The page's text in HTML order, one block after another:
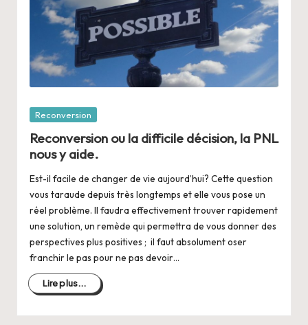
Posté
Reconversion
Reconversion ou la difficile décision, la PNL
nous y aide.
Est-il facile de changer de vie aujourd’hui? Cette question
vous taraude depuis très longtemps et elle vous pose un
réel problème. Il faudra effectivement trouver rapidement
une solution, un remède qui permettra de vous donner des
perspectives plus positives ; il faut absolument oser
franchir le pas pour ne pas devoir…
Lire plus...